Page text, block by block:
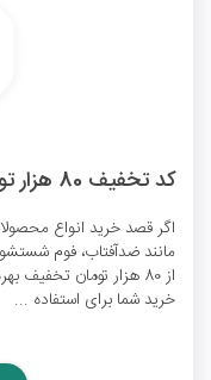
کد تخفیف 80 هزار تومانی محصولات بهداشتی روژا
اگر قصد خرید انواع
مانند ضدآفتاب، فوم
از 80 هزار تومان
خرید شما برای استفاده ...